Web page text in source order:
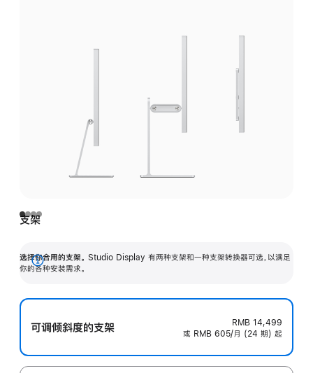
支架
选择你合用的支架。 Studio Display 有两种支架和一种支架转换器可选，以满足
你的各种安装需求。
展
可调倾斜度的支架
RMB 14,499
或 RMB 605/月 (24 期) 起